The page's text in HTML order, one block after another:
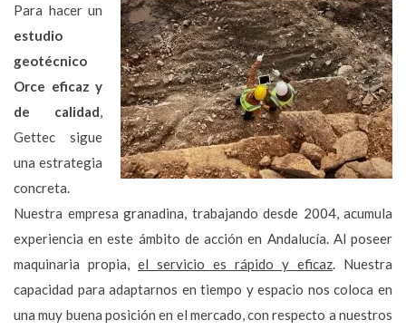
Para hacer un
estudio
geotécnico
Orce eficaz y
de calidad,
Gettec sigue
una estrategia
concreta.
Nuestra empresa granadina, trabajando desde 2004, acumula
experiencia en este ámbito de acción en Andalucía. Al poseer
maquinaria propia, el servicio es rápido y eficaz. Nuestra
capacidad para adaptarnos en tiempo y espacio nos coloca en
una muy buena posición en el mercado, con respecto a nuestros